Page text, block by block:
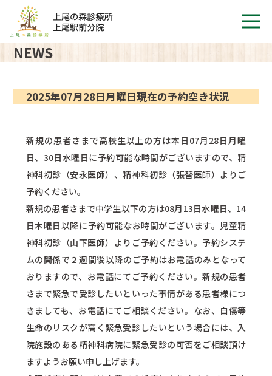
NEWS
2025年07月28日月曜日現在の予約空き状況
新規の患者さまで高校生以上の方は本日07月28日月曜
日、30日水曜日に予約可能な時間がございますので、精
神科初診（安永医師）、精神科初診（張替医師）よりご
予約ください。
新規の患者さまで中学生以下の方は08月13日水曜日、14
日木曜日以降に予約可能なお時間がございます。児童精
神科初診（山下医師）よりご予約ください。予約システ
ムの関係で２週間後以降のご予約はお電話のみとなって
おりますので、お電話にてご予約ください。新規の患者
さまで緊急で受診したいといった事情がある患者様につ
きましても、お電話にてご相談ください。なお、自傷等
生命のリスクが高く緊急受診したいという場合には、入
院施設のある精神科病院に緊急受診の可否をご相談頂け
ますようお願い申し上げます。